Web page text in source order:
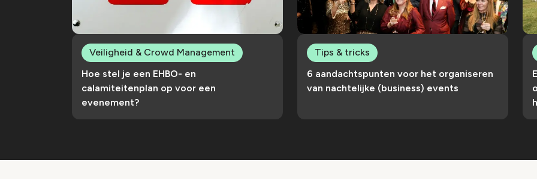
Hoe stel je een EHBO- en
calamiteitenplan op voor een
evenement?
Veiligheid & Crowd Management
6 aandachtspunten voor het organiseren
van nachtelijke (business) events
Tips & tricks